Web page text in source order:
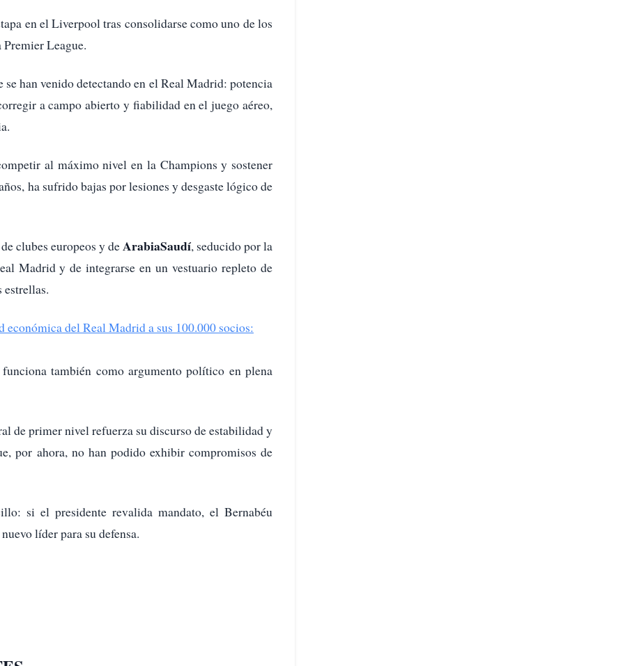
en el Liverpool tras consolidarse como uno de los
League.
se han venido detectando en el Real Madrid: potencia
a campo abierto y fiabilidad en el juego aéreo,
al máximo nivel en la Champions y sostener
ha sufrido bajas por lesiones y desgaste lógico de
clubes europeos y deArabiaSaudí, seducido por la
Madrid y de integrarse en un vestuario repleto de
estrellas.
del Real Madrid a sus 100.000 socios:
también como argumento político en plena
de primer nivel refuerza su discurso de estabilidad y
por ahora, no han podido exhibir compromisos de
si el presidente revalida mandato, el Bernabéu
líder para su defensa.